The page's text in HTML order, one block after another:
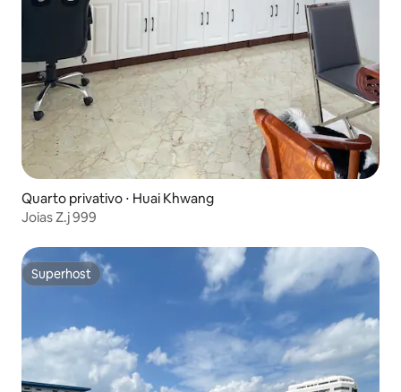
Quarto privativo ⋅ Huai Khwang
Joias Z.j 999
Superhost
Superhost